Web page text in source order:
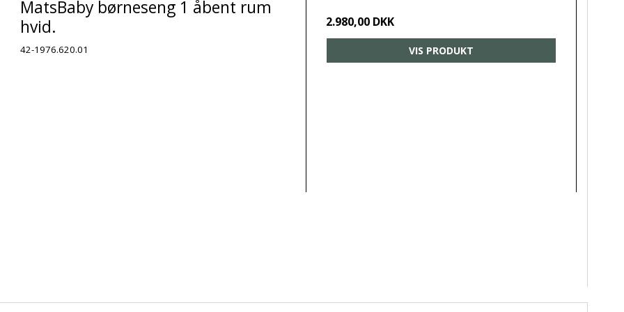
MatsBaby børneseng 1 åbent rum
hvid.
42-1976.620.01
2.980,00 DKK
VIS PRODUKT